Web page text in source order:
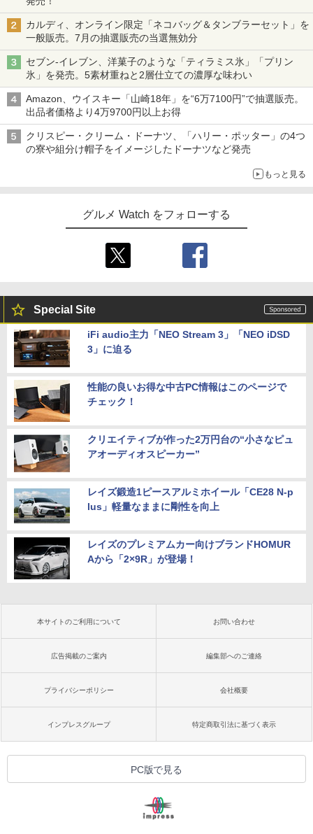
カルディ、オンライン限定「ネコバッグ＆タンブラーセット」を
一般販売。7月の抽選販売の当選無効分
セブン-イレブン、洋菓子のような「ティラミス氷」「プリン
氷」を発売。5素材重ねと2層仕立ての濃厚な味わい
Amazon、ウイスキー「山崎18年」を“6万7100円”で抽選販売。
出品者価格より4万9700円以上お得
クリスピー・クリーム・ドーナツ、「ハリー・ポッター」の4つ
の寮や組分け帽子をイメージしたドーナツなど発売
もっと見る
グルメ Watch をフォローする
Special Site
iFi audio主力「NEO Stream 3」「NEO iDSD
3」に迫る
性能の良いお得な中古PC情報はこのページで
チェック！
クリエイティブが作った2万円台の“小さなピュ
アオーディオスピーカー”
レイズ鍛造1ピースアルミホイール「CE28 N-p
lus」軽量なままに剛性を向上
レイズのプレミアムカー向けブランドHOMUR
Aから「2×9R」が登場！
本サイトのご利用について お問い合わせ
広告掲載のご案内 編集部へのご連絡
プライバシーポリシー 会社概要
インプレスグループ 特定商取引法に基づく表示
PC版で見る